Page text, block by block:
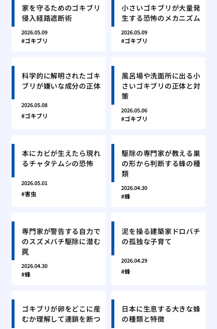
家を守るためのゴキブリ
侵入経路遮断術
2026.05.09
ゴキブリ
小さいゴキブリが大量発
生する恐怖のメカニズム
2026.05.09
ゴキブリ
科学的に解明されたゴキ
ブリが嫌いな成分の正体
2026.05.08
ゴキブリ
風呂場や洗面所に出る小
さいゴキブリの正体と対
策
2026.05.06
ゴキブリ
本にカビが生えたら現れ
るチャタテムシの恐怖
2026.05.01
害虫
駆除の専門家が教える巣
の形から判断する蜂の種
類
2026.04.30
蜂
専門家が警告する自力で
のスズメバチ駆除に潜む
罠
2026.04.30
蜂
泥を操る建築家ドロバチ
の孤独な子育て
2026.04.29
蜂
ゴキブリが卵をどこに産
むか理解して連鎖を断つ
日本に生息する大きな蜂
の種類と特徴